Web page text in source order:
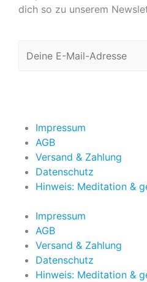
dich so zu unserem
Impressum
AGB
Versand & Zahlung
Datenschutz
Hinweis: Meditation &
Impressum
AGB
Versand & Zahlung
Datenschutz
Hinweis: Meditation &